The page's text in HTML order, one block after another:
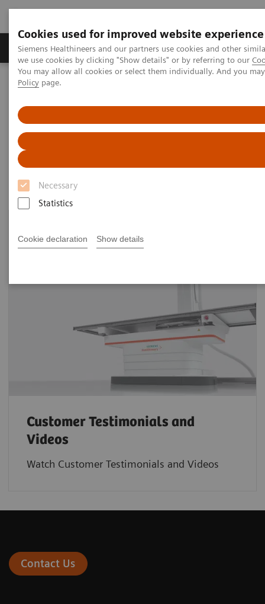
Cookies used for improved website experience
Siemens Healthineers and our partners use cookies and other
we use cookies by clicking "Show details" or by referring to our
You may allow all cookies or select them individually. And you
Policy page.
Necessary
Statistics
Cookie declaration Show details
Productos y servicios Especialidades Clínicas
Siemens Healthineers Latinoamérica
Information Gallery
Customer Testimonials and
Videos
Watch Customer Testimonials and Videos
Contact Us